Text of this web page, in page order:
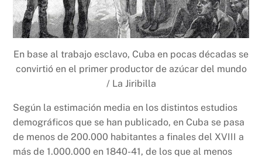
En base al trabajo esclavo, Cuba en pocas décadas se
convirtió en el primer productor de azúcar del mundo
/ La Jiribilla
Según la estimación media en los distintos estudios
demográficos que se han publicado, en Cuba se pasa
de menos de 200.000 habitantes a finales del XVIII a
más de 1.000.000 en 1840-41, de los que al menos